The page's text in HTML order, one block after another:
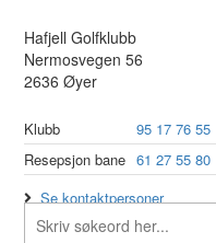
Hafjell Golfklubb
Nermosvegen 56
2636 Øyer
Klubb
95 17 76 55
Resepsjon bane 61 27 55 80
Se kontaktpersoner